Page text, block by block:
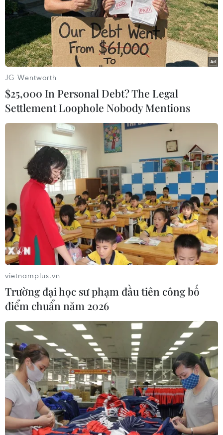
Nhiều thách thức về chuỗi cung ứng, nhân
lực hàng không sau đại dịch
19/09/2023 11:15
Trong quá trình phục hồi sau đại dịch COVID-19, các
hãng hàng không trên thế giới vẫn đang gặp những
thách thức về chuỗi cung ứng thiết bị phụ tùng máy bay,
nguồn nhân lực...
Thị trường hàng không hồi phục, lượng
khách tăng 20% trong 9 tháng
25/09/2023 09:20
JG Wentworth
$25,000 In Personal Debt? The Legal
Settlement Loophole Nobody Mentions
vietnamplus.vn
Trường đại học sư phạm đầu tiên công bố
điểm chuẩn năm 2026